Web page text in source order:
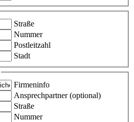
Straße
Nummer
Postleitzahl
Stadt
Firmeninfo
Ansprechpartner (optional)
Straße
Nummer